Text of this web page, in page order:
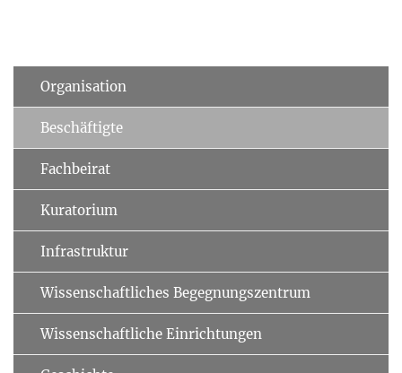
Organisation
Beschäftigte
Fachbeirat
Kuratorium
Infrastruktur
Wissenschaftliches Begegnungszentrum
Wissenschaftliche Einrichtungen